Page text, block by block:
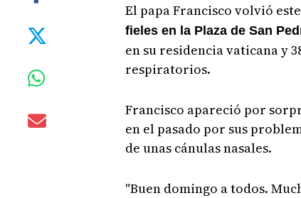
El papa Francisco volvió
fieles en la Plaza de San
en su residencia vaticana y
respiratorios.
Francisco apareció por
en el pasado por sus
de unas cánulas nasales.
"Buen domingo a todos.